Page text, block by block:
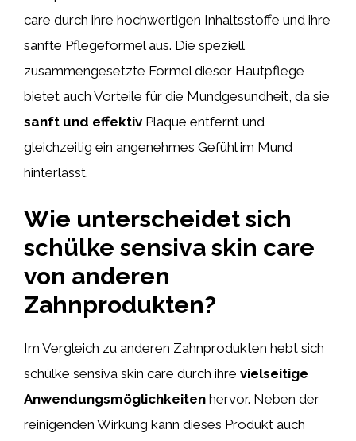
care durch ihre hochwertigen Inhaltsstoffe und ihre
sanfte Pflegeformel aus. Die speziell
zusammengesetzte Formel dieser Hautpflege
bietet auch Vorteile für die Mundgesundheit, da sie
sanft und effektiv Plaque entfernt und
gleichzeitig ein angenehmes Gefühl im Mund
hinterlässt.
Wie unterscheidet sich
schülke sensiva skin care
von anderen
Zahnprodukten?
Im Vergleich zu anderen Zahnprodukten hebt sich
schülke sensiva skin care durch ihre vielseitige
Anwendungsmöglichkeiten hervor. Neben der
reinigenden Wirkung kann dieses Produkt auch